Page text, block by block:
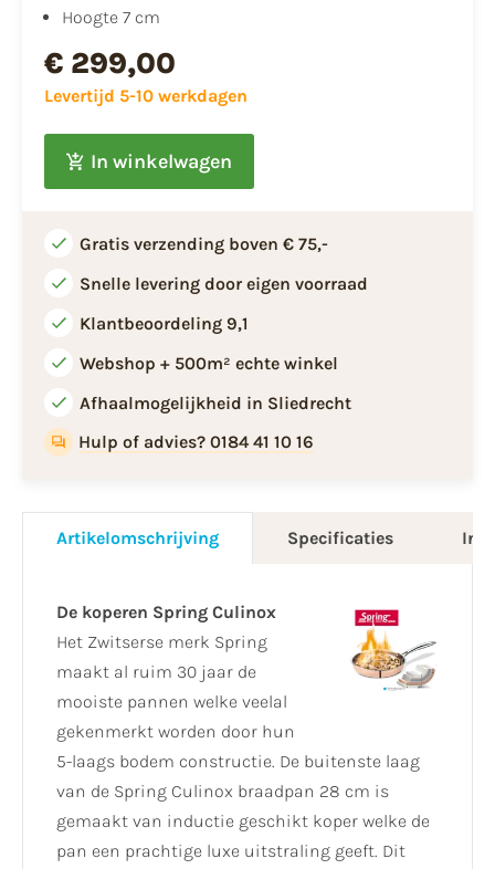
Hoogte 7 cm
€ 299,00
Levertijd 5-10 werkdagen
In winkelwagen
Gratis verzending boven € 75,-
Snelle levering door eigen voorraad
Klantbeoordeling 9,1
Webshop + 500m² echte winkel
Afhaalmogelijkheid in Sliedrecht
Hulp of advies? 0184 41 10 16
Artikelomschrijving Specificaties
De koperen Spring Culinox
Het Zwitserse merk Spring
maakt al ruim 30 jaar de
mooiste pannen welke veelal
gekenmerkt worden door hun
5-laags bodem constructie. De buitenste laag
van de Spring Culinox braadpan 28 cm is
gemaakt van inductie geschikt koper welke de
pan een prachtige luxe uitstraling geeft. Dit